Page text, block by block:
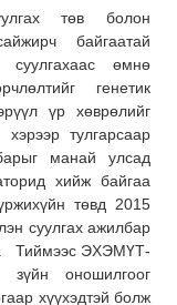
төв болон
байгаатай
суулгахаас өмнө
генетик
үр хөврөлийг
тулгарсаар
манай улсад
хийж байгаа
төвд 2015
суулгах ажилбар
Тиймээс ЭХЭМҮТ-
оношилгоог
хүүхэдтэй болж